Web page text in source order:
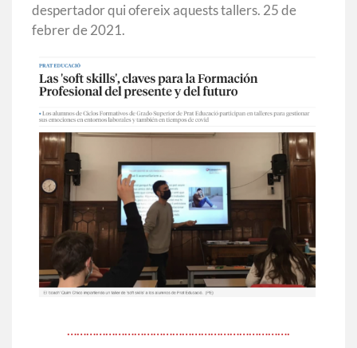
despertador qui ofereix aquests tallers. 25 de
febrer de 2021.
…………………………………………………………….